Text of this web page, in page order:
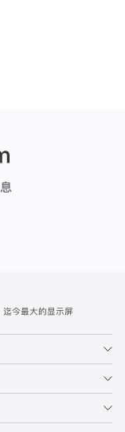
今最大的显示屏